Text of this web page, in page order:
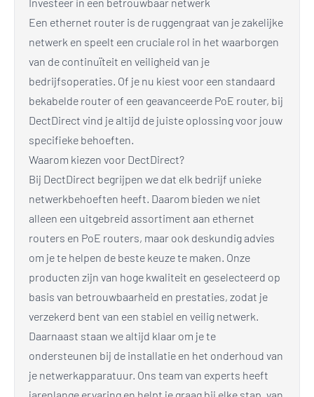
Een ethernet router is de ruggengraat van je zakelijke
netwerk en speelt een cruciale rol in het waarborgen
van de continuïteit en veiligheid van je
bedrijfsoperaties. Of je nu kiest voor een standaard
bekabelde router of een geavanceerde PoE router, bij
DectDirect vind je altijd de juiste oplossing voor jouw
specifieke behoeften.
Waarom kiezen voor DectDirect?
Bij DectDirect begrijpen we dat elk bedrijf unieke
netwerkbehoeften heeft. Daarom bieden we niet
alleen een uitgebreid assortiment aan ethernet
routers en PoE routers, maar ook deskundig advies
om je te helpen de beste keuze te maken. Onze
producten zijn van hoge kwaliteit en geselecteerd op
basis van betrouwbaarheid en prestaties, zodat je
verzekerd bent van een stabiel en veilig netwerk.
Daarnaast staan we altijd klaar om je te
ondersteunen bij de installatie en het onderhoud van
je netwerkapparatuur. Ons team van experts heeft